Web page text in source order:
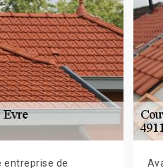
entreprise de